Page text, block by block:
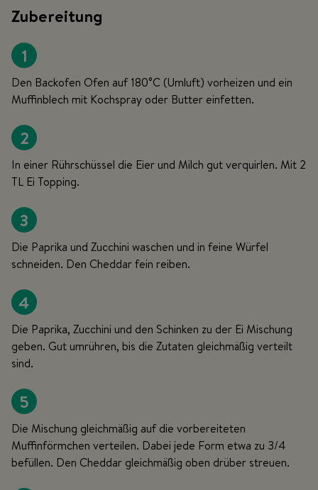
Zubereitung
1
Den Backofen Ofen auf 180°C (Umluft) vorheizen und ein
Muffinblech mit Kochspray oder Butter einfetten.
2
In einer Rührschüssel die Eier und Milch gut verquirlen. Mit 2
TL Ei Topping.
3
Die Paprika und Zucchini waschen und in feine Würfel
schneiden. Den Cheddar fein reiben.
4
Die Paprika, Zucchini und den Schinken zu der Ei Mischung
geben. Gut umrühren, bis die Zutaten gleichmäßig verteilt
sind.
5
Die Mischung gleichmäßig auf die vorbereiteten
Muffinförmchen verteilen. Dabei jede Form etwa zu 3/4
befüllen. Den Cheddar gleichmäßig oben drüber streuen.